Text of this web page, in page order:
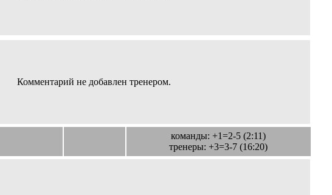
Комментарий не добавлен тренером.
команды: +1=2-5 (2:11)
тренеры: +3=3-7 (16:20)